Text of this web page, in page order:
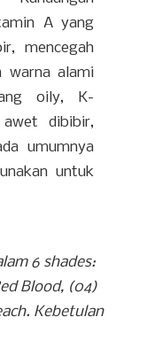
A yang
mencegah
warna alami
oily, K-
awet dibibir,
umumnya
untuk
6 shades:
Blood, (04)
Kebetulan